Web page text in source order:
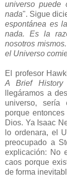
universo
nada". Sigue
espontánea es
nada. Es la
nosotros
el Universo
El profesor
A Brief History
llegáramos a
universo,
porque
Dios. Ya Isaac
lo ordenara, el
preocupado a
explicación: No
caos porque
de forma